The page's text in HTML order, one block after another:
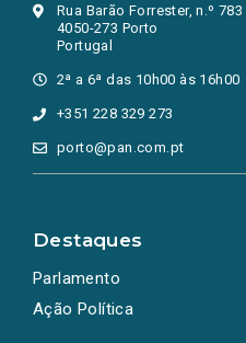
Rua Barão Forrester, n.º 783
4050-273 Porto
Portugal
2ª a 6ª das 10h00 às 16h00
+351 228 329 273
porto@pan.com.pt
Destaques
Parlamento
Ação Política